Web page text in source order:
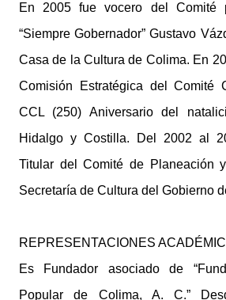
En 2005 fue vocero del Comité
“Siempre Gobernador” Gustavo
Casa de la Cultura de Colima. En
Comisión Estratégica del Comité
CCL (250) Aniversario del
Hidalgo y Costilla. Del 2002 al
Titular del Comité de Planeación
Secretaría de Cultura del Gobierno
REPRESENTACIONES
Es Fundador asociado de
Popular de Colima, A. C.”